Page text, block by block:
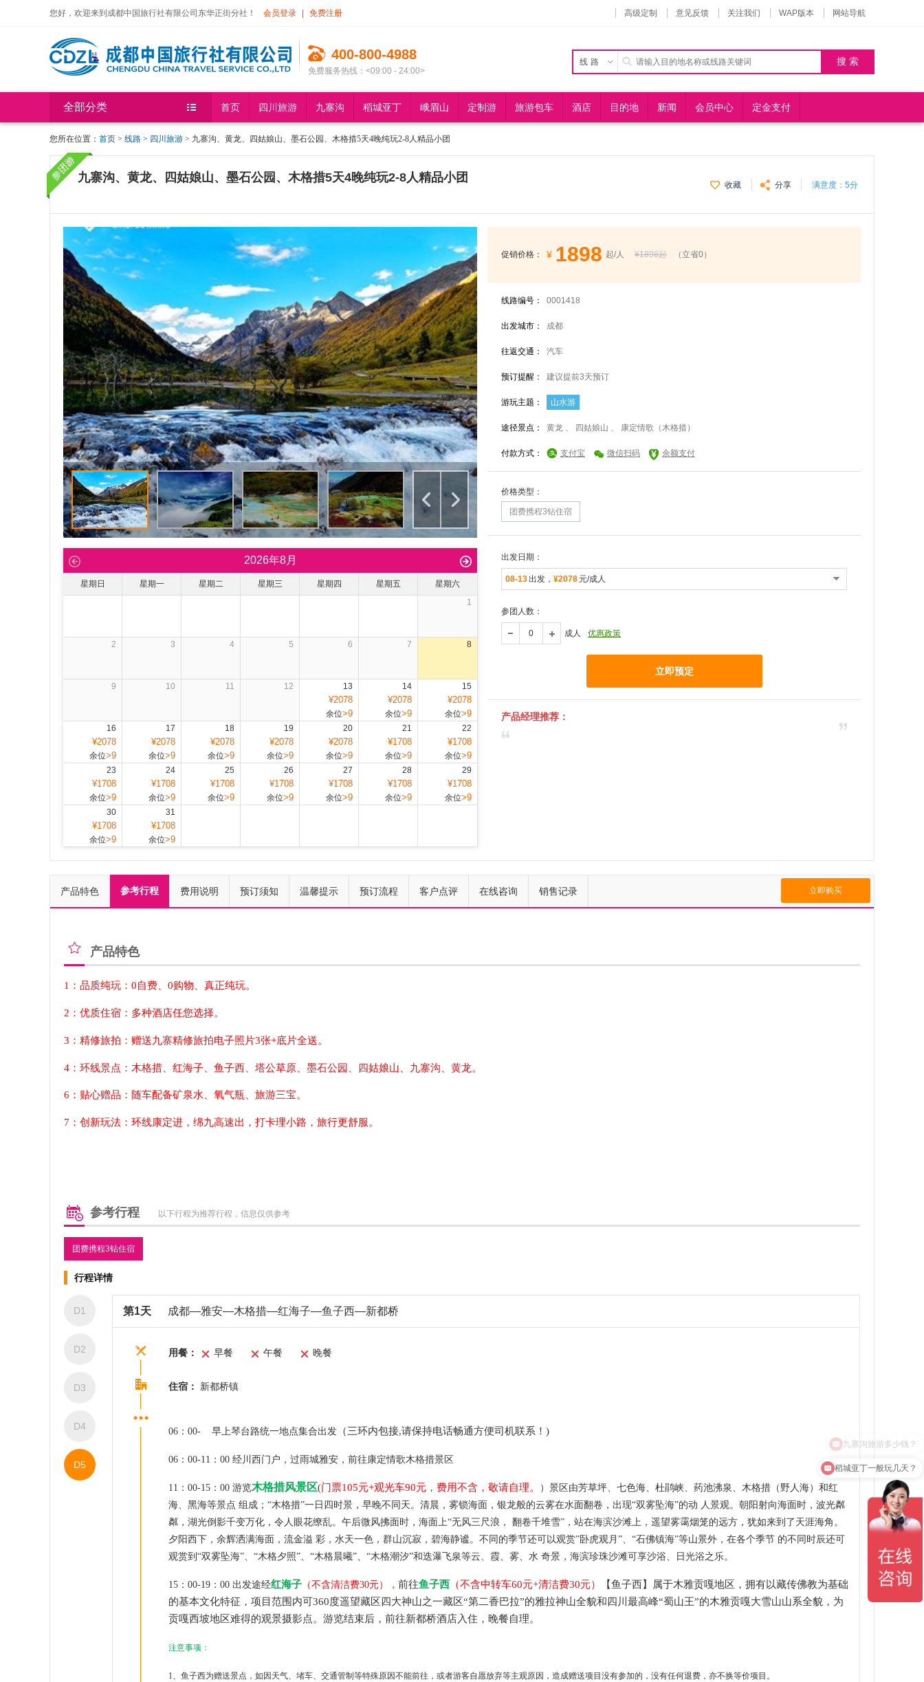
您好，欢迎来到成都中国旅行社有限公司东华正街分社！ 会员登录 免费注册 高级定制 意见反馈 关注我们 WAP版本 网站导航
400-800-4988
免费服务热线：<09:00 - 24:00>
线路
全部分类 首页 四川旅游 九寨沟 稻城亚丁 峨眉山 定制游 旅游包车 酒店 目的地 新闻 会员中心 定金支付
您所在位置： 首页 > 线路 > 四川旅游 > 九寨沟、黄龙、四姑娘山、墨石公园、木格措5天4晚纯玩2-8人精品小团
九寨沟、黄龙、四姑娘山、墨石公园、木格措5天4晚纯玩2-8人精品小团
收藏 分享 满意度： 5分
上一个 下一个
2026年8月
星期日 星期一 星期二 星期三 星期四 星期五
星期六
1
2 3 4 5 6 7 8
9 10 11 12 13
¥2078
余位>9
14
¥2078
余位>9
15
¥2078
余位>9
16
¥2078
余位>9
17
¥2078
余位>9
18
¥2078
余位>9
19
¥2078
余位>9
20
¥2078
余位>9
21
¥1708
余位>9
22
¥1708
余位>9
23
¥1708
余位>9
24
¥1708
余位>9
25
¥1708
余位>9
26
¥1708
余位>9
27
¥1708
余位>9
28
¥1708
余位>9
29
¥1708
余位>9
30
¥1708
余位>9
31
¥1708
余位>9
促销价格： ¥ 1898 起/人 ¥1898起 （立省0）
线路编号： 0001418
出发城市： 成都
往返交通： 汽车
预订提醒： 建议提前3天预订
游玩主题： 山水游
途径景点： 黄龙 、 四姑娘山 、 康定情歌（木格措）
付款方式： 支付宝 微信扫码 余额支付
价格类型：
团费携程3钻住宿
出发日期：
08-13出发， ¥2078元/成人
参团人数：
成人 优惠政策
立即预定
产品经理推荐：
立即购买
产品特色 参考行程 费用说明 预订须知 温馨提示 预订流程 客户点评 在线咨询 销售记录
产品特色
1：品质纯玩：0自费、0购物、真正纯玩。
2：优质住宿：多种酒店任您选择。
3 ： 精修旅拍：赠送九寨精修旅拍电子照片3张+底片全送。
4 ：环线景点： 木格措、红海子、鱼子西、塔公草原、墨石公园、 四姑娘山、 九寨沟、 黄龙。
6 ：贴心赠品：随车配备矿泉水、氧气瓶、旅游三宝。
7：创新玩法：环线康定进，绵九高速出，打卡理小路，旅行更舒服。
参考行程 以下行程为推荐行程，信息仅供参考
团费携程3钻住宿
行程详情
D1
D2
D3
D4
D5
第1天 成都—雅安—木格措—红海子—鱼子西—新都桥
用餐： 早餐 午餐 晚餐
住宿： 新都桥镇
06：00- 早上琴台路统一地点集合出发 （三环内包接,请保持电话畅通方便司机联系！ )
06：00-11 ：00 经川西门户，过雨城雅安，前往康定情歌木格措景区
11：00-15 ：00 游览木格措风景区(门票105元+观光车90元，费用不含，敬请自理。
）景区由芳草坪、七色海、杜鹃峡、药池沸泉、木格措（野人海）和红
海、黑海等景点 组成；“木格措”一日四时景，早晚不同天。清晨，雾锁海面，银龙般的云雾在水面翻卷，出现“双雾坠海”的动 人景观。朝阳射向海面时，波光粼
粼，湖光倒影千变万化，令人眼花缭乱。午后微风拂面时，海面上“无风三尺浪， 翻卷千堆雪”，站在海滨沙滩上，遥望雾霭烟笼的远方，犹如来到了天涯海角。
夕阳西下，余辉洒满海面，流金溢 彩，水天一色，群山沉寂，碧海静谧。不同的季节还可以观赏”卧虎观月”、“石佛镇海”等山景外，在各个季节 的不同时辰还可
观赏到“双雾坠海”、“木格夕照”、“木格晨曦”、“木格潮汐”和迭瀑飞泉等云、霞、雾、水 奇景，海滨珍珠沙滩可享沙浴、日光浴之乐。
15 ：00-19：00 出发途经红海子 （不含清洁费30元）， 前往鱼子西 （不含中转车60元+清洁费30元）
【鱼子西】属于木雅贡嘎地区，拥有以藏传佛教为基础
的基本文化特征，项目范围内可360度遥望藏区四大神山之一藏区“第二香巴拉”的雅拉神山全貌和四川最高峰“蜀山王”的木雅贡嘎大雪山山系全貌，为
贡嘎西坡地区难得的观景摄影点。游览结束后，前往新都桥酒店入住，晚餐自理。
注意事项：
1、鱼子西为赠送景点，如因天气、堵车、交通管制等特殊原因不能前往，或者游客自愿放弃等主观原因，造成赠送项目没有参加的，没有任何退费，亦不换等价项目。
稻城亚丁一般玩几天？